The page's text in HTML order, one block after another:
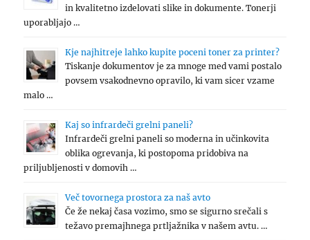
in kvalitetno izdelovati slike in dokumente. Tonerji
uporabljajo …
Kje najhitreje lahko kupite poceni toner za printer?
Tiskanje dokumentov je za mnoge med vami postalo
povsem vsakodnevno opravilo, ki vam sicer vzame
malo …
Kaj so infrardeči grelni paneli?
Infrardeči grelni paneli so moderna in učinkovita
oblika ogrevanja, ki postopoma pridobiva na
priljubljenosti v domovih …
Več tovornega prostora za naš avto
Če že nekaj časa vozimo, smo se sigurno srečali s
težavo premajhnega prtljažnika v našem avtu. …